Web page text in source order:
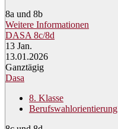
8a und 8b
Weitere Informationen
DASA 8c/8d
13 Jan.
13.01.2026
Ganztägig
Dasa
8. Klasse
Berufswahlorientierung